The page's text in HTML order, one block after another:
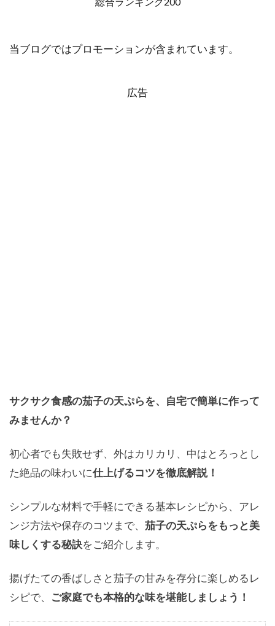
当ブログではプロモーションが含まれています。
広告
サクサク食感の茄子の天ぷらを、自宅で簡単に作って
みませんか？
初心者でも失敗せず、外はカリカリ、中はとろっとし
た絶品の味わいに仕上げるコツを徹底解説！
シンプルな材料で手軽にできる基本レシピから、アレ
ンジ方法や保存のコツまで、 茄子の天ぷらをもっと美
味しくする秘訣をご紹介します。
揚げたての香ばしさと茄子の甘みを存分に楽しめるレ
シピで、 ご家庭でも本格的な味を堪能しましょう！